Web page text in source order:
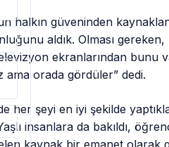
halkın güveninden
aldık. Olması
ekranlarından
ama orada gördüler” dedi.
her şeyi en iyi şekilde
insanlara da bakıldı,
kaynak bir emanet